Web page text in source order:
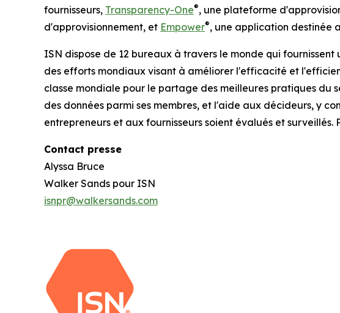
fournisseurs, Transparency-One®, une plateforme
d'approvisionnement, et Empower®, une application destinée
ISN dispose de 12 bureaux à travers le monde qui
des efforts mondiaux visant à améliorer l'efficacité et
classe mondiale pour le partage des meilleures pratiques du
des données parmi ses membres, et l'aide aux décideurs, y
entrepreneurs et aux fournisseurs soient évalués et surveillés.
Contact presse
Alyssa Bruce
Walker Sands pour ISN
isnpr@walkersands.com